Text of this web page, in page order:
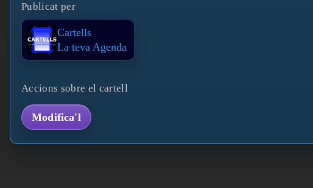
Publicat per
Cartells
La teva Agenda
Accions sobre el cartell
Modifica'l